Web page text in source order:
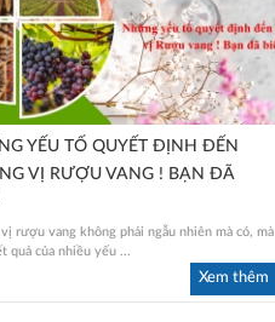
YẾU TỐ QUYẾT ĐỊNH ĐẾN
VỊ RƯỢU VANG ! BẠN ĐÃ
rượu vang không phải ngẫu nhiên mà có, mà
quả của nhiều yếu ...
Xem thêm